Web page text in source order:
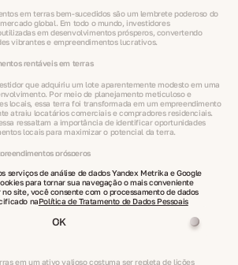
em terras bem-sucedidos são um lembrete poderoso do
global. Em todo o mundo, investidores
em desenvolvimentos prósperos, convertendo
vibrantes e empreendimentos lucrativos.
rentáveis em terras
que adquiriu um lote aparentemente modesto em uma
Por meio de planejamento meticuloso e
locais, essa terra foi transformada em um empreendimento
atraiu locatários comerciais e compradores residenciais.
ressaltam a importância de identificar oportunidades
locais para maximizar o potencial da terra.
prósperos
exemplos de terras brutas sendo reaproveitadas em
ou projetos agrícolas que geram retornos impressionantes.
faixa de terra agrícola foi adquirida a preço competitivo
Com a introdução de técnicas agrícolas modernas e
para o investidor. Esses exemplos demonstram como
de terras podem liberar novos níveis de
em um ativo valioso costuma ser repleta de lições
serviços de análise de dados Yandex Metrika e Google
para tornar sua navegação o mais conveniente
site, você consente com o processamento de dados
naPolítica de Tratamento de Dados Pessoais
OK